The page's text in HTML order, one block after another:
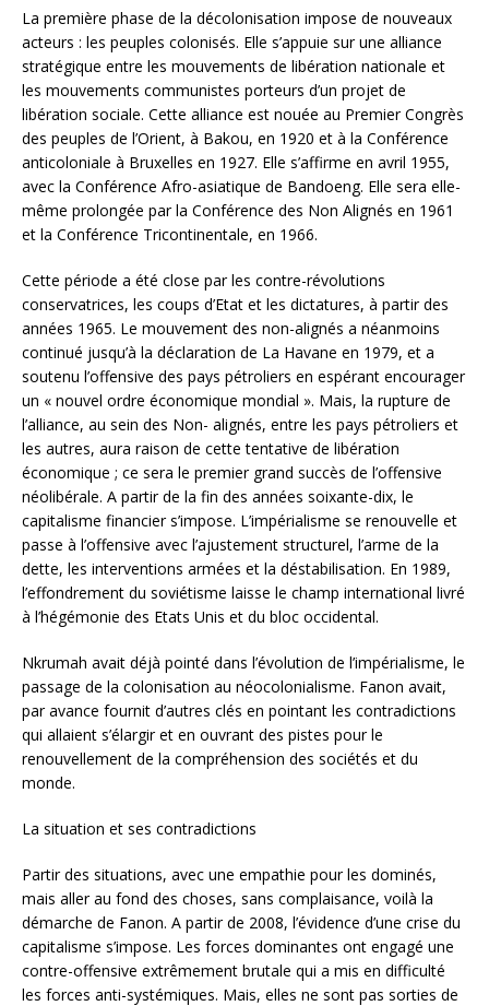
La première phase de la décolonisation impose de nouveaux
acteurs : les peuples colonisés. Elle s’appuie sur une alliance
stratégique entre les mouvements de libération nationale et
les mouvements communistes porteurs d’un projet de
libération sociale. Cette alliance est nouée au Premier Congrès
des peuples de l’Orient, à Bakou, en 1920 et à la Conférence
anticoloniale à Bruxelles en 1927. Elle s’affirme en avril 1955,
avec la Conférence Afro-asiatique de Bandoeng. Elle sera elle-
même prolongée par la Conférence des Non Alignés en 1961
et la Conférence Tricontinentale, en 1966.
Cette période a été close par les contre-révolutions
conservatrices, les coups d’Etat et les dictatures, à partir des
années 1965. Le mouvement des non-alignés a néanmoins
continué jusqu’à la déclaration de La Havane en 1979, et a
soutenu l’offensive des pays pétroliers en espérant encourager
un « nouvel ordre économique mondial ». Mais, la rupture de
l’alliance, au sein des Non- alignés, entre les pays pétroliers et
les autres, aura raison de cette tentative de libération
économique ; ce sera le premier grand succès de l’offensive
néolibérale. A partir de la fin des années soixante-dix, le
capitalisme financier s’impose. L’impérialisme se renouvelle et
passe à l’offensive avec l’ajustement structurel, l’arme de la
dette, les interventions armées et la déstabilisation. En 1989,
l’effondrement du soviétisme laisse le champ international livré
à l’hégémonie des Etats Unis et du bloc occidental.
Nkrumah avait déjà pointé dans l’évolution de l’impérialisme, le
passage de la colonisation au néocolonialisme. Fanon avait,
par avance fournit d’autres clés en pointant les contradictions
qui allaient s’élargir et en ouvrant des pistes pour le
renouvellement de la compréhension des sociétés et du
monde.
La situation et ses contradictions
Partir des situations, avec une empathie pour les dominés,
mais aller au fond des choses, sans complaisance, voilà la
démarche de Fanon. A partir de 2008, l’évidence d’une crise du
capitalisme s’impose. Les forces dominantes ont engagé une
contre-offensive extrêmement brutale qui a mis en difficulté
les forces anti-systémiques. Mais, elles ne sont pas sorties de